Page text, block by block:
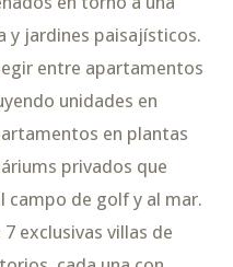
y jardines paisajísticos.
entre apartamentos
unidades en
en plantas
privados que
campo de golf y al mar.
exclusivas villas de